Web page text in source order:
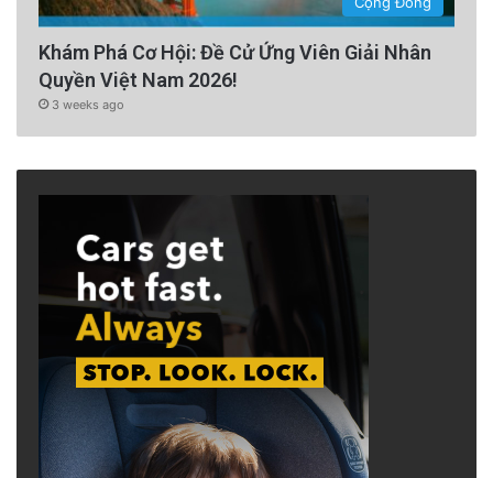
Khám Phá Cơ Hội: Đề Cử Ứng Viên Giải Nhân
Quyền Việt Nam 2026!
3 weeks ago